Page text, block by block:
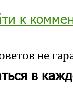
к
не
в